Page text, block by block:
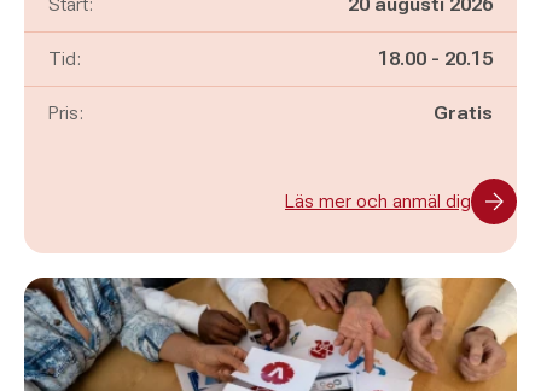
Tid: Pågår mellan
18.00 - och
20.15
Pris: Gratis
Läs mer och anmäl dig